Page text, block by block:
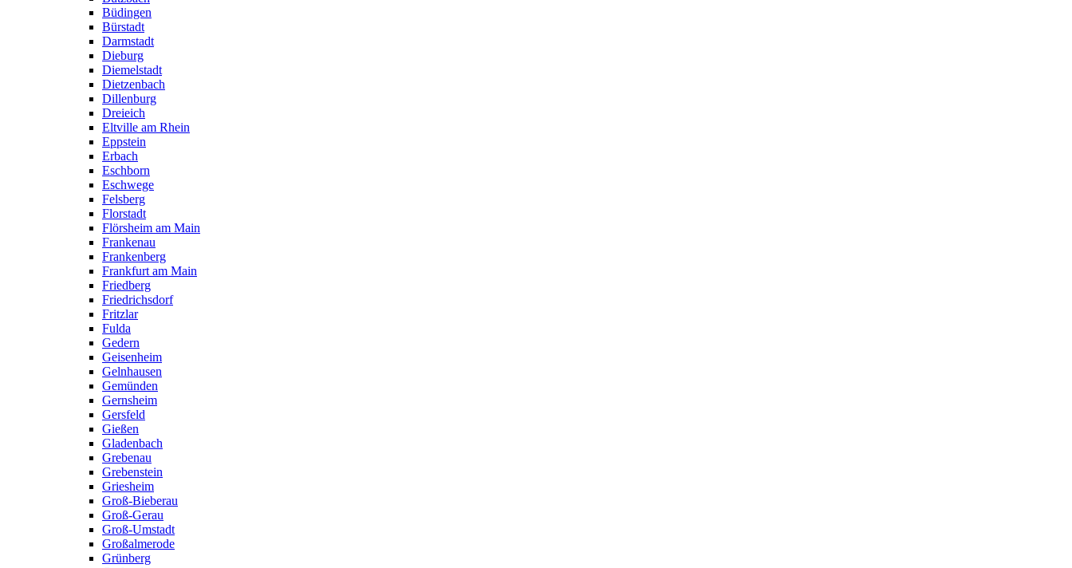
Büdingen
Bürstadt
Darmstadt
Dieburg
Diemelstadt
Dietzenbach
Dillenburg
Dreieich
Eltville am Rhein
Eppstein
Erbach
Eschborn
Eschwege
Felsberg
Florstadt
Flörsheim am Main
Frankenau
Frankenberg
Frankfurt am Main
Friedberg
Friedrichsdorf
Fritzlar
Fulda
Gedern
Geisenheim
Gelnhausen
Gemünden
Gernsheim
Gersfeld
Gießen
Gladenbach
Grebenau
Grebenstein
Griesheim
Groß-Bieberau
Groß-Gerau
Groß-Umstadt
Großalmerode
Grünberg